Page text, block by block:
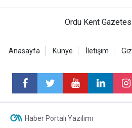
Ordu Kent
Anasayfa Künye İletişim
Haber Portalı Yazılımı